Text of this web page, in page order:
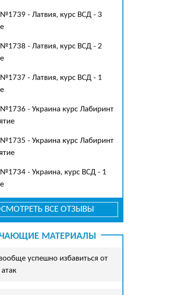
- Латвия, курс ВСД - 3
- Латвия, курс ВСД - 2
- Латвия, курс ВСД - 1
- Украина курс Лабиринт
- Украина курс Лабиринт
- Украина, курс ВСД - 1
ВСЕ ОТЗЫВЫ
МАТЕРИАЛЫ
успешно избавиться от